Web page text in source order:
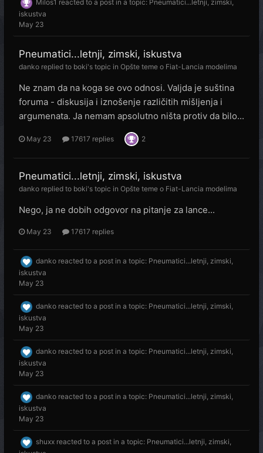
Milos1 reacted to a post in a topic: Pneumatici...letnji, zimski,
iskustva
May 23
Pneumatici...letnji, zimski, iskustva
danko replied to boki's topic in Opšte teme o Fiat-Lancia modelima
Ne znam da na koga se ovo odnosi. Valjda je suština
foruma - diskusija i iznošenje različitih mišljenja i
argumenata. Ja nemam apsolutno ništa protiv da bilo...
May 23 17617 replies 2
Pneumatici...letnji, zimski, iskustva
danko replied to boki's topic in Opšte teme o Fiat-Lancia modelima
Nego, ja ne dobih odgovor na pitanje za lance...
May 23 17617 replies
danko reacted to a post in a topic: Pneumatici...letnji, zimski,
iskustva
May 23
danko reacted to a post in a topic: Pneumatici...letnji, zimski,
iskustva
May 23
danko reacted to a post in a topic: Pneumatici...letnji, zimski,
iskustva
May 23
danko reacted to a post in a topic: Pneumatici...letnji, zimski,
iskustva
May 23
shuxx reacted to a post in a topic: Pneumatici...letnji, zimski,